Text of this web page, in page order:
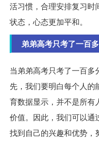
活习惯，合理安排复习时
状态，心态更加平和。
弟弟高考只考了一百
当弟弟高考只考了一百
先，我们要明白每个人
育数据显示，并不是所有
价值。因此，我们可以通
找到自己的兴趣和优势，